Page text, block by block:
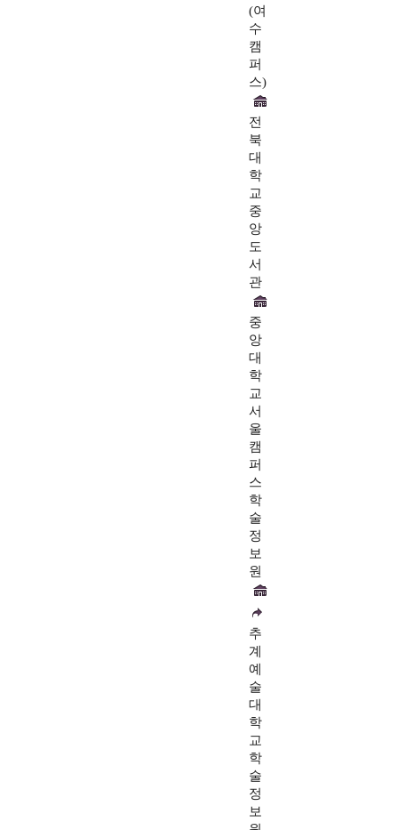
(여
수
캠
퍼
스)
전
북
대
학
교
중
앙
도
서
관
중
앙
대
학
교
서
울
캠
퍼
스
학
술
정
보
원
추
계
예
술
대
학
교
학
술
정
보